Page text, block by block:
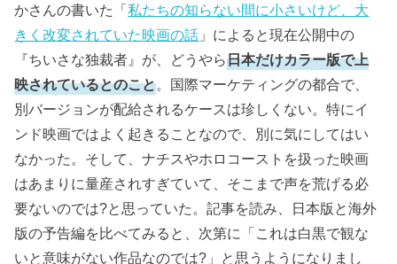
かさんの書いた「私たちの知らない間に小さいけど、大
きく改変されていた映画の話 」によると現在公開中の
『ちいさな独裁者』が、どうやら日本だけカラー版で上
映されているとのこと。国際マーケティングの都合で、
別バージョンが配給されるケースは珍しくない。特にイ
ンド映画ではよく起きることなので、別に気にしてはい
なかった。そして、ナチスやホロコーストを扱った映画
はあまりに量産されすぎていて、そこまで声を荒げる必
要ないのでは?と思っていた。記事を読み、日本版と海外
版の予告編を比べてみると、次第に「これは白黒で観な
いと意味がない作品なのでは?」と思うようになりまし